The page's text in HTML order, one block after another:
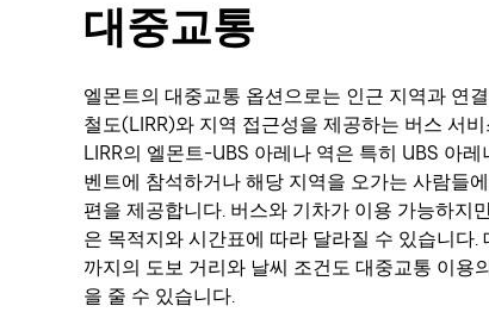
대중교통
엘몬트의 대중교통 옵션으로는 인근 지역과 연
철도(LIRR)와 지역 접근성을 제공하는 버스 서
LIRR의 엘몬트-UBS 아레나 역은 특히 UBS 아레
벤트에 참석하거나 해당 지역을 오가는 사람들
편을 제공합니다. 버스와 기차가 이용 가능하지
은 목적지와 시간표에 따라 달라질 수 있습니다.
까지의 도보 거리와 날씨 조건도 대중교통 이용
을 줄 수 있습니다.